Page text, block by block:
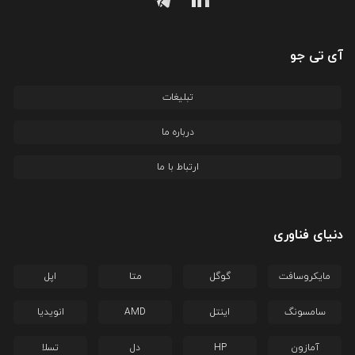
آی تی جو
تبلیغات
درباره ما
ارتباط با ما
دنیای فناوری
مایکروسافت گوگل متا اپل
سامسونگ اینتل AMD انویدیا
آمازون HP دل تسلا